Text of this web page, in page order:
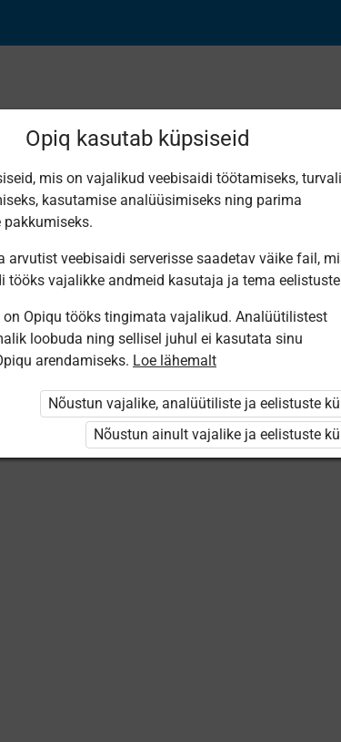
Opiq kasutab küpsiseid
mis on vajalikud veebisaidi töötamiseks,
kasutamise analüüsimiseks ning parima
arvutist veebisaidi serverisse saadetav väike fail,
tööks vajalikke andmeid kasutaja ja tema
on Opiqu tööks tingimata vajalikud. Analüütilistest
loobuda ning sellisel juhul ei kasutata sinu
arendamiseks. Loe lähemalt
Nõustun vajalike, analüütiliste ja eelistuste
Nõustun ainult vajalike ja eelistuste